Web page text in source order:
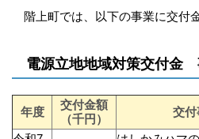
階上町では、以下の事業に交付
電源立地地域対策交付金
年度
交付金額
（千円）
交付